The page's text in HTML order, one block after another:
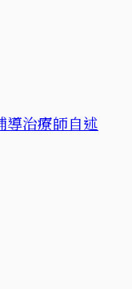
治療師自述